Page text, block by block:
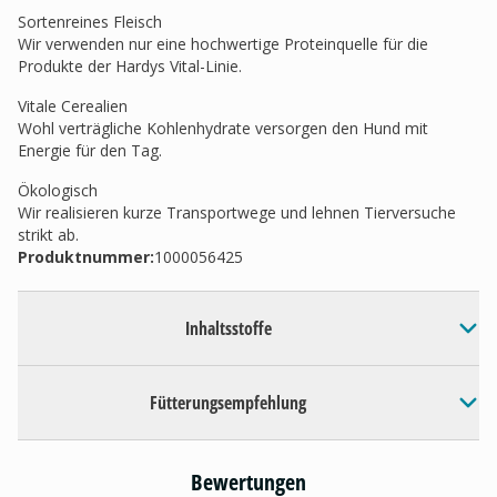
Sortenreines Fleisch
Wir verwenden nur eine hochwertige Proteinquelle für die
Produkte der Hardys Vital-Linie.
Vitale Cerealien
Wohl verträgliche Kohlenhydrate versorgen den Hund mit
Energie für den Tag.
Ökologisch
Wir realisieren kurze Transportwege und lehnen Tierversuche
strikt ab.
Produktnummer:1000056425
Inhaltsstoffe
Fütterungsempfehlung
Bewertungen